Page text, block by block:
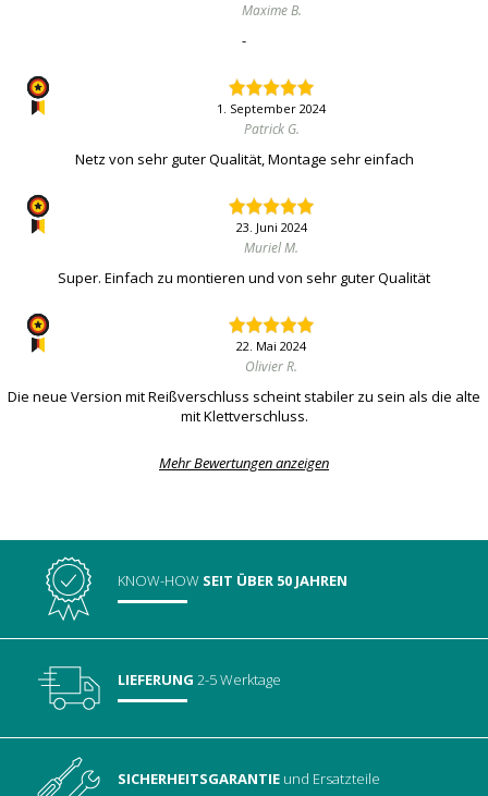
Maxime B.
-
1. September 2024
Patrick G.
Netz von sehr guter Qualität, Montage sehr einfach
23. Juni 2024
Muriel M.
Super. Einfach zu montieren und von sehr guter Qualität
22. Mai 2024
Olivier R.
Die neue Version mit Reißverschluss scheint stabiler zu sein als die alte
mit Klettverschluss.
Mehr Bewertungen anzeigen
KNOW-HOW SEIT ÜBER 50 JAHREN
LIEFERUNG 2-5 Werktage
SICHERHEITSGARANTIE und Ersatzteile